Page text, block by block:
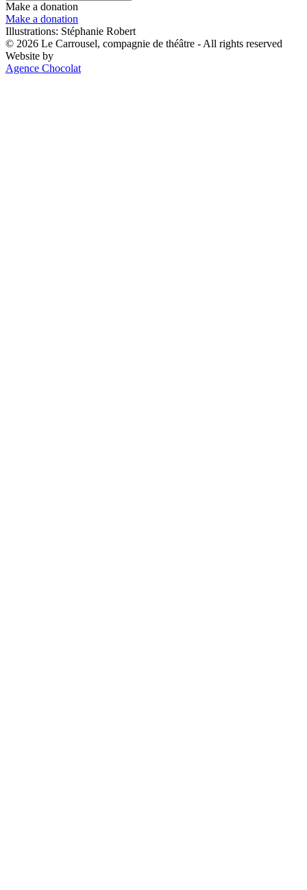
Make a donation
Make a donation
Illustrations: Stéphanie Robert
© 2026 Le Carrousel, compagnie de théâtre - All rights reserved
Website by
Agence Chocolat